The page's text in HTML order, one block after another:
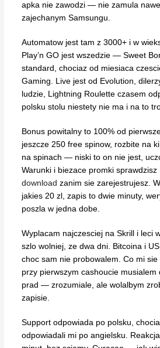
apka nie zawodzi — nie zamula
zajechanym Samsungu.
Automatow jest tam z 3000+ i w
Play’n GO jest wszedzie — Sweet
standard, chociaz od miesiaca
Gaming. Live jest od Evolution,
ludzie, Lightning Roulette czasem
polsku stolu niestety nie ma i na to
Bonus powitalny to 100% od
jeszcze 250 free spinow, rozbite na
na spinach — niski to on nie jest,
Warunki i biezace promki sprawdzisz
download zanim sie zarejestrujesz.
jakies 20 zl, zapis to dwie minuty,
poszla w jedna dobe.
Wyplacam najczesciej na Skrill i leci
szlo wolniej, ze dwa dni. Bitcoina i
choc sam nie probowalem. Co mi
przy pierwszym cashoucie musialem
prad — zrozumiale, ale wolalbym
zapisie.
Support odpowiada po polsku,
odpowiadali mi po angielsku.